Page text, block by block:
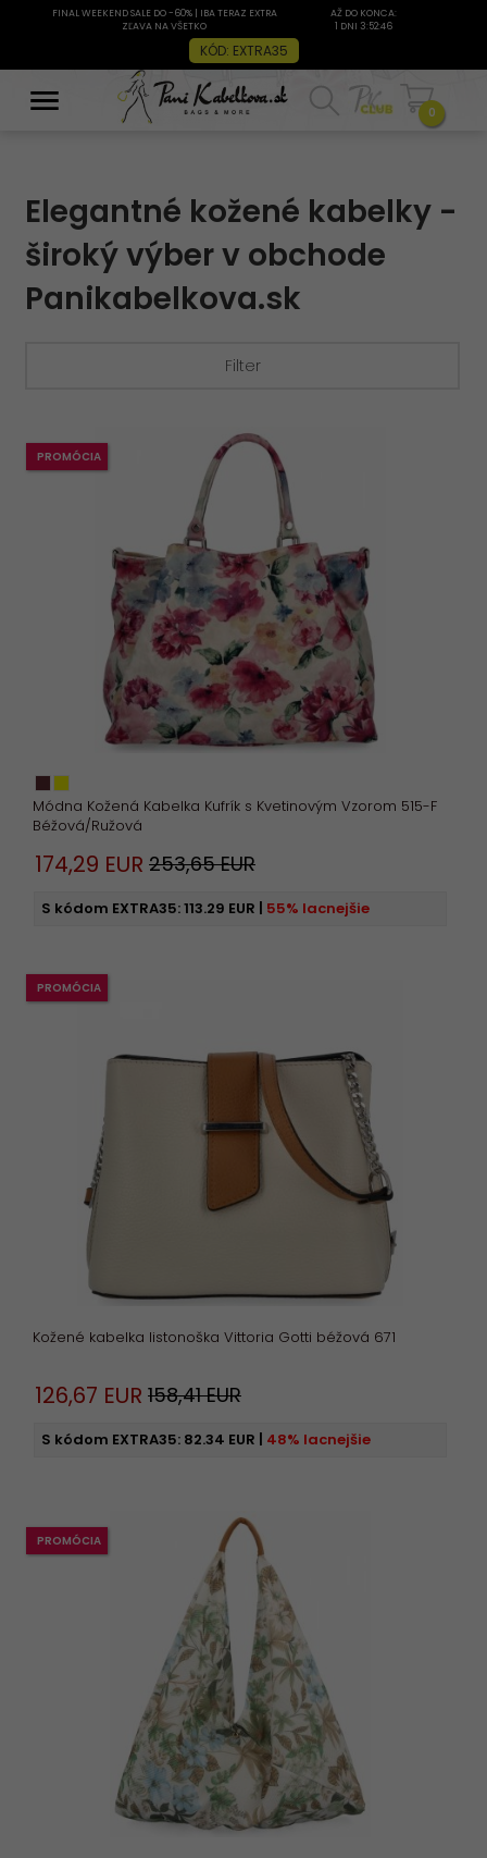
FINAL WEEKEND SALE DO -60% | IBA TERAZ EXTRA
ZĽAVA NA VŠETKO
KÓD: EXTRA35
AŽ DO KONCA:
1 DNI 3:52:45
0
Filter
XL
Vyčistiť filter Viac filtrov
Elegantné kožené kabelky -
široký výber v obchode
Panikabelkova.sk
Módna Kožená Kabelka Kufrík s Kvetinovým Vzorom 515-F
Béžová/Ružová
PROMÓCIA
174,29 EUR 253,65 EUR
S kódom EXTRA35:113.29 EUR | 55% lacnejšie
Kožené kabelka listonoška Vittoria Gotti béžová 671
PROMÓCIA
126,67 EUR 158,41 EUR
S kódom EXTRA35: 82.34 EUR | 48% lacnejšie
PROMÓCIA